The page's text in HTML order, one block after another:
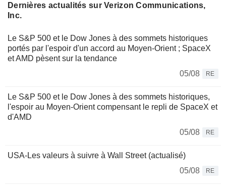
Dernières actualités sur Verizon Communications,
Inc.
Le S&P 500 et le Dow Jones à des sommets historiques
portés par l'espoir d'un accord au Moyen-Orient ; SpaceX
et AMD pèsent sur la tendance
05/08
RE
Le S&P 500 et le Dow Jones à des sommets historiques,
l'espoir au Moyen-Orient compensant le repli de SpaceX et
d'AMD
05/08
RE
USA-Les valeurs à suivre à Wall Street (actualisé)
05/08
RE